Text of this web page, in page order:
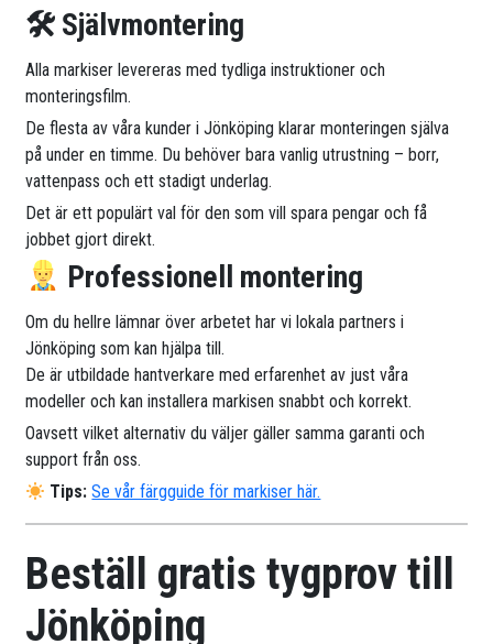
🛠 Självmontering
Alla markiser levereras med tydliga instruktioner och
monteringsfilm.
De flesta av våra kunder i Jönköping klarar monteringen själva
på under en timme. Du behöver bara vanlig utrustning – borr,
vattenpass och ett stadigt underlag.
Det är ett populärt val för den som vill spara pengar och få
jobbet gjort direkt.
Professionell montering
Om du hellre lämnar över arbetet har vi lokala partners i
Jönköping som kan hjälpa till.
De är utbildade hantverkare med erfarenhet av just våra
modeller och kan installera markisen snabbt och korrekt.
Oavsett vilket alternativ du väljer gäller samma garanti och
support från oss.
Tips: Se vår färgguide för markiser här.
Beställ gratis tygprov till
Jönköping